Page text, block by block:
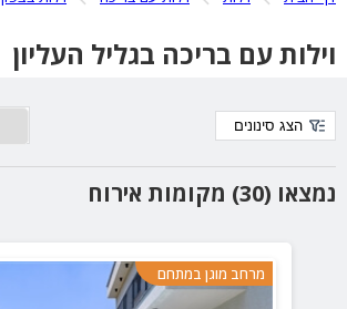
וילות עם בריכה בגליל העליון
נמצאו (30) מקומות אירוח
הצג סינונים
מרחב מוגן במתחם